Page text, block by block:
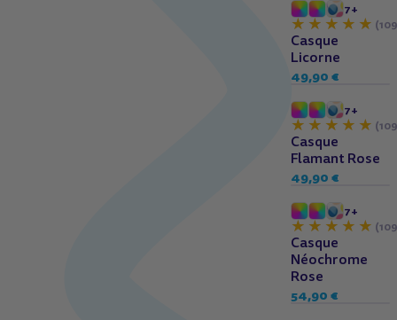
7+
Casque
Licorne
49,90 €
7+
Casque
Flamant Rose
49,90 €
7+
Casque
Néochrome
Rose
54,90 €